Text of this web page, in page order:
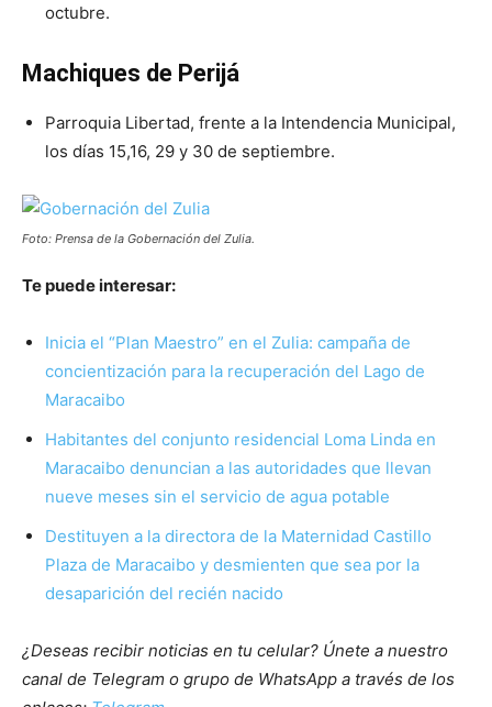
octubre.
Machiques de Perijá
Parroquia Libertad, frente a la Intendencia Municipal,
los días 15,16, 29 y 30 de septiembre.
Foto: Prensa de la Gobernación del Zulia.
Te puede interesar:
Inicia el “Plan Maestro” en el Zulia: campaña de
concientización para la recuperación del Lago de
Maracaibo
Habitantes del conjunto residencial Loma Linda en
Maracaibo denuncian a las autoridades que llevan
nueve meses sin el servicio de agua potable
Destituyen a la directora de la Maternidad Castillo
Plaza de Maracaibo y desmienten que sea por la
desaparición del recién nacido
¿Deseas recibir noticias en tu celular? Únete a nuestro
canal de Telegram o grupo de WhatsApp a través de los